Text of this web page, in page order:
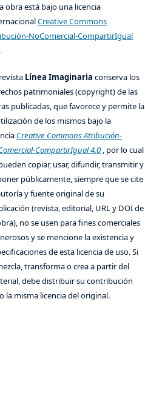
obra está bajo una licencia
Creative Commons
NoComercial-CompartirIgual
.
Línea Imaginariaconserva los
patrimoniales (copyright) de las
publicadas, que favorece y permite la
de los mismos bajo la
Creative Commons Atribución-
CompartirIgual 4.0 , por lo cual
copiar, usar, difundir, transmitir y
públicamente, siempre que se cite
y fuente original de su
(revista, editorial, URL y DOI de
no se usen para fines comerciales
y se mencione la existencia y
de esta licencia de uso. Si
transforma o crea a partir del
debe distribuir su contribución
la misma licencia del original.